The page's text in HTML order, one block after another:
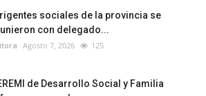
sociales de la provincia se
con delegado...
Agosto 7, 2026 125
de Desarrollo Social y Familia